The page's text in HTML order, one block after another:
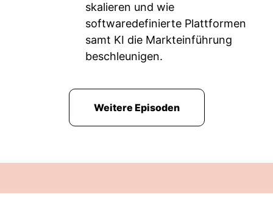
skalieren und wie
softwaredefinierte Plattformen
samt KI die Markteinführung
beschleunigen.
Weitere Episoden